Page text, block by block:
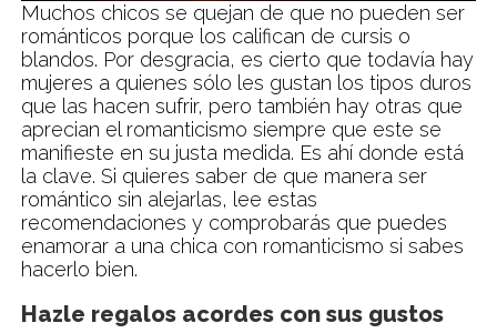
Muchos chicos se quejan de que no pueden ser
románticos porque los califican de cursis o
blandos. Por desgracia, es cierto que todavía hay
mujeres a quienes sólo les gustan los tipos duros
que las hacen sufrir, pero también hay otras que
aprecian el romanticismo siempre que este se
manifieste en su justa medida. Es ahí donde está
la clave. Si quieres saber de que manera ser
romántico sin alejarlas, lee estas
recomendaciones y comprobarás que puedes
enamorar a una chica con romanticismo si sabes
hacerlo bien.
Hazle regalos acordes con sus gustos